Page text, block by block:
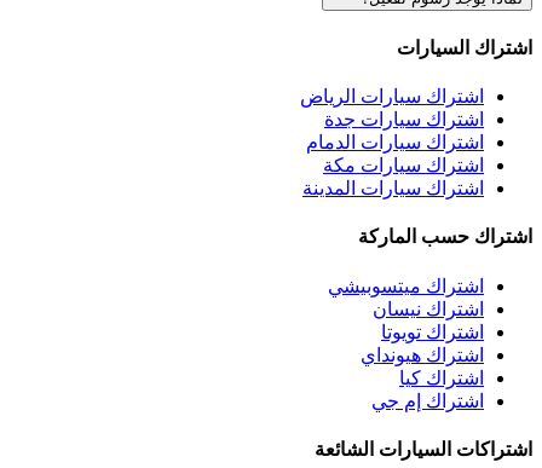
اشتراك السيارات
اشتراك سيارات الرياض
اشتراك سيارات جدة
اشتراك سيارات الدمام
اشتراك سيارات مكة
اشتراك سيارات المدينة
اشتراك حسب الماركة
اشتراك ميتسوبيشي
اشتراك نيسان
اشتراك تويوتا
اشتراك هيونداي
اشتراك كيا
اشتراك إم جي
اشتراكات السيارات الشائعة